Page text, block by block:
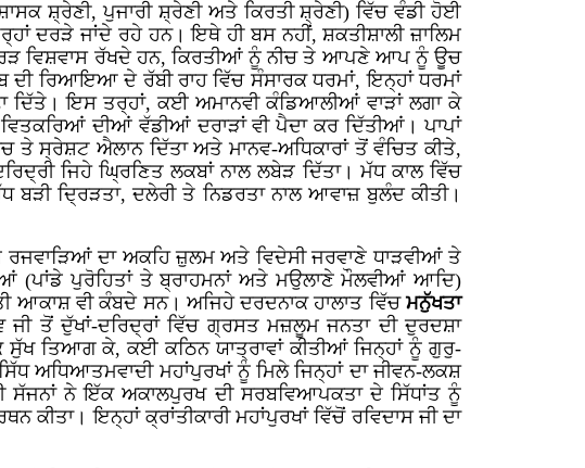
ਸ਼੍ਰੇਣੀ, ਪੁਜਾਰੀ ਸ਼੍ਰੇਣੀ ਅਤੇ ਕਿਰਤੀ ਸ਼੍ਰੇਣੀ) ਵਿੱਚ ਵੰਡੀ ਹੋਈ
ਦਰੜੇ ਜਾਂਦੇ ਰਹੇ ਹਨ। ਇਥੇ ਹੀ ਬਸ ਨਹੀਂ, ਸ਼ਕਤੀਸ਼ਾਲੀ ਜ਼ਾਲਿਮ
ਵਿਸ਼ਵਾਸ ਰੱਖਦੇ ਹਨ, ਕਿਰਤੀਆਂ ਨੂੰ ਨੀਚ ਤੇ ਆਪਣੇ ਆਪ ਨੂੰ ਊਚ
ਰਿਆਇਆ ਦੇ ਰੱਬੀ ਰਾਹ ਵਿੱਚ ਸੰਸਾਰਕ ਧਰਮਾਂ, ਇਨ੍ਹਾਂ ਧਰਮਾਂ
ਦਿੱਤੇ। ਇਸ ਤਰ੍ਹਾਂ, ਕਈ ਅਮਾਨਵੀ ਕੰਡਿਆਲੀਆਂ ਵਾੜਾਂ ਲਗਾ ਕੇ
ਦੀਆਂ ਵੱਡੀਆਂ ਦਰਾੜਾਂ ਵੀ ਪੈਦਾ ਕਰ ਦਿੱਤੀਆਂ। ਪਾਪਾਂ
ਸ੍ਰੇਸ਼ਟ ਐਲਾਨ ਦਿੱਤਾ ਅਤੇ ਮਾਨਵ-ਅਧਿਕਾਰਾਂ ਤੋਂ ਵੰਚਿਤ ਕੀਤੇ,
ਜਿਹੇ ਘ੍ਰਿਣਿਤ ਲਕਬਾਂ ਨਾਲ ਲਬੇੜ ਦਿੱਤਾ। ਮੱਧ ਕਾਲ ਵਿੱਚ
ਦ੍ਰਿੜਤਾ, ਦਲੇਰੀ ਤੇ ਨਿਡਰਤਾ ਨਾਲ ਆਵਾਜ਼ ਬੁਲੰਦ ਕੀਤੀ।
ਦਾ ਅਕਹਿ ਜ਼ੁਲਮ ਅਤੇ ਵਿਦੇਸੀ ਜਰਵਾਣੇ ਧਾੜਵੀਆਂ ਤੇ
(ਪਾਂਡੇ ਪੁਰੋਹਿਤਾਂ ਤੇ ਬ੍ਰਾਹਮਨਾਂ ਅਤੇ ਮਉਲਾਣੇ ਮੌਲਵੀਆਂ ਆਦਿ)
ਆਕਾਸ਼ ਵੀ ਕੰਬਦੇ ਸਨ। ਅਜਿਹੇ ਦਰਦਨਾਕ ਹਾਲਾਤ ਵਿੱਚਮਨੁੱਖਤਾ
ਤੋਂ ਦੁੱਖਾਂ-ਦਰਿਦ੍ਰਾਂ ਵਿੱਚ ਗ੍ਰਸਤ ਮਜ਼ਲੂਮ ਜਨਤਾ ਦੀ ਦੁਰਦਸ਼ਾ
ਸੁੱਖ ਤਿਆਗ ਕੇ, ਕਈ ਕਠਿਨ ਯਾਤ੍ਰਾਵਾਂ ਕੀਤੀਆਂ ਜਿਨ੍ਹਾਂ ਨੂੰ ਗੁਰੁ-
ਅਧਿਆਤਮਵਾਦੀ ਮਹਾਂਪੁਰਖਾਂ ਨੂੰ ਮਿਲੇ ਜਿਨ੍ਹਾਂ ਦਾ ਜੀਵਨ-ਲਕਸ਼
ਸੱਜਨਾਂ ਨੇ ਇੱਕ ਅਕਾਲਪੁਰਖ ਦੀ ਸਰਬਵਿਆਪਕਤਾ ਦੇ ਸਿੱਧਾਂਤ ਨੂੰ
ਇਨ੍ਹਾਂ ਕ੍ਰਾਂਤੀਕਾਰੀ ਮਹਾਂਪੁਰਖਾਂ ਵਿੱਚੋਂ ਰਵਿਦਾਸ ਜੀ ਦਾ